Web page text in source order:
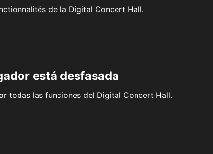
de la Digital Concert Hall.
está desfasada
todas las funciones del Digital Concert Hall.